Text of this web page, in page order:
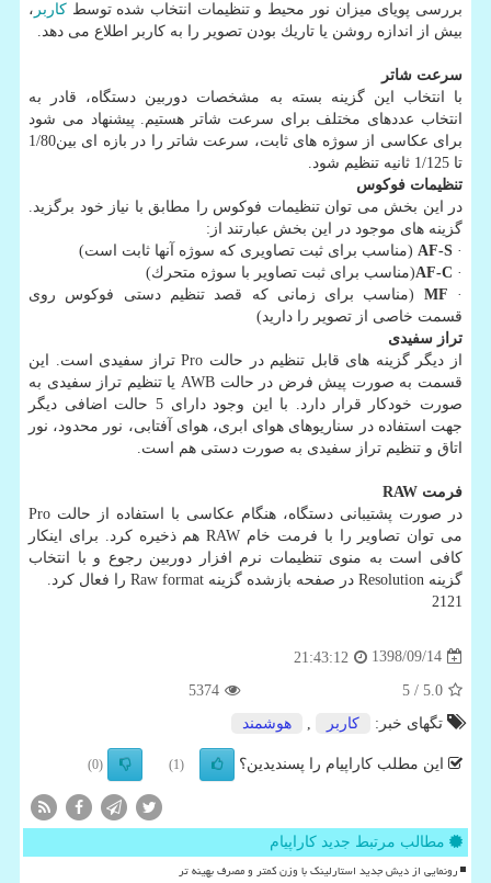
بررسی پویای میزان نور محیط و تنظیمات انتخاب شده توسط كاربر ،
بیش از اندازه روشن یا تاریك بودن تصویر را به كاربر اطلاع می دهد.
سرعت شاتر
با انتخاب این گزینه بسته به مشخصات دوربین دستگاه، قادر به
انتخاب عددهای مختلف برای سرعت شاتر هستیم. پیشنهاد می شود
برای عكاسی از سوژه های ثابت، سرعت شاتر را در بازه ای بین1/80
تا 1/125 ثانیه تنظیم شود.
تنظیمات فوكوس
در این بخش می توان تنظیمات فوكوس را مطابق با نیاز خود برگزید.
گزینه های موجود در این بخش عبارتند از:
·
AF-S (مناسب برای ثبت تصاویری كه سوژه آنها ثابت است)
·
AF-C(مناسب برای ثبت تصاویر با سوژه متحرك)
·
MF (مناسب برای زمانی كه قصد تنظیم دستی فوكوس روی
قسمت خاصی از تصویر را دارید)
تراز سفیدی
از دیگر گزینه های قابل تنظیم در حالت Pro تراز سفیدی است. این
قسمت به صورت پیش فرض در حالت AWB یا تنظیم تراز سفیدی به
صورت خودكار قرار دارد. با این وجود دارای 5 حالت اضافی دیگر
جهت استفاده در سناریوهای هوای ابری، هوای آفتابی، نور محدود، نور
اتاق و تنظیم تراز سفیدی به صورت دستی هم است.
فرمت RAW
در صورت پشتیبانی دستگاه، هنگام عكاسی با استفاده از حالت Pro
می توان تصاویر را با فرمت خام RAW هم ذخیره كرد. برای اینكار
كافی است به منوی تنظیمات نرم افزار دوربین رجوع و با انتخاب
گزینه Resolution در صفحه بازشده گزینه Raw format را فعال كرد.
2121
1398/09/14
21:43:12
5.0
/ 5
5374
تگهای خبر:
كاربر هوشمند
این مطلب کاراپیام را پسندیدین؟ (1)
(0)
مطالب مرتبط جدید کاراپیام
رونمایی از دیش جدید استارلینک با وزن کمتر و مصرف بهینه تر